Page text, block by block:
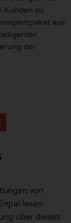
Kunden zu
aus
der
von
lesen.
über dieses